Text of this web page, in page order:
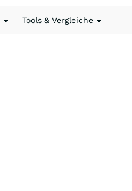
Tools & Vergleiche